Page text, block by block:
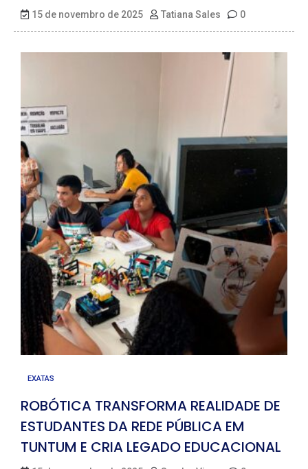
15 de novembro de 2025 Tatiana Sales 0
EXATAS
ROBÓTICA TRANSFORMA REALIDADE DE
ESTUDANTES DA REDE PÚBLICA EM
TUNTUM E CRIA LEGADO EDUCACIONAL